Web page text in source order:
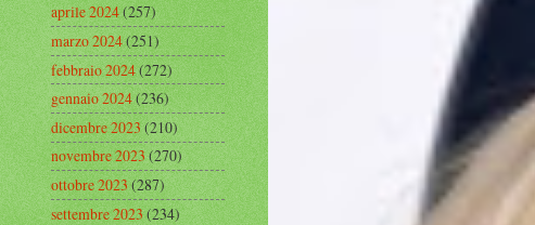
aprile 2024(257)
marzo 2024(251)
febbraio 2024(272)
gennaio 2024(236)
dicembre 2023(210)
novembre 2023(270)
ottobre 2023(287)
settembre 2023(234)